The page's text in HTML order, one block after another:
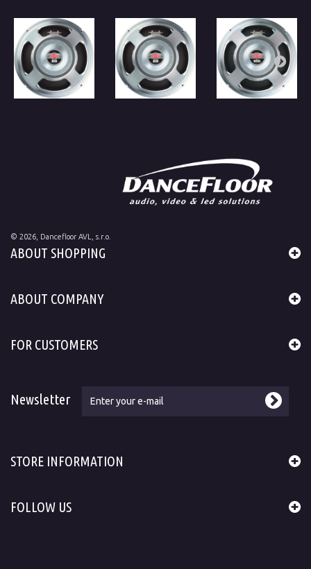
© 2026 , Dancefloor AVL, s.r.o.
ABOUT SHOPPING
ABOUT COMPANY
FOR CUSTOMERS
Newsletter
STORE INFORMATION
FOLLOW US